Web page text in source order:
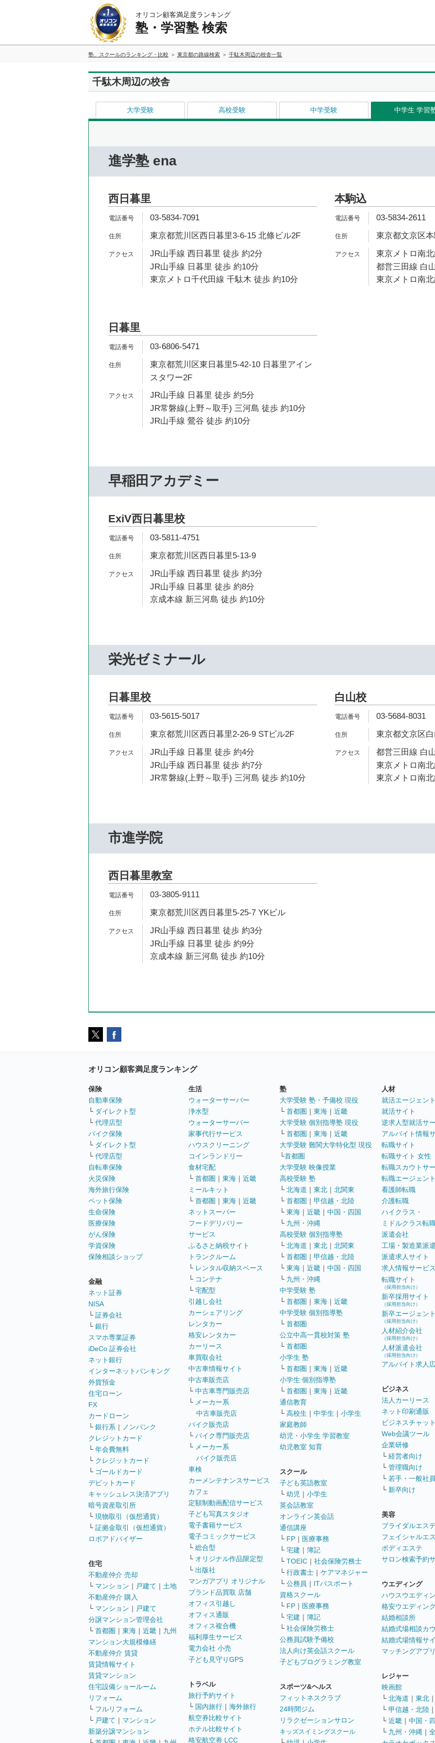
オリコン顧客満足度ランキング
塾・学習塾 検索
塾、スクールのランキング・比較 東京都の路線検索 千駄木周辺の校舎一覧
千駄木周辺の校舎
大学受験 高校受験 中学受験 中学生 学習
進学塾 ena
西日暮里
03-5834-7091
東京都荒川区西日暮里3-6-15 北條ビル2F
JR山手線 西日暮里 徒歩 約2分
JR山手線 日暮里 徒歩 約10分
東京メトロ千代田線 千駄木 徒歩 約10分
本駒込
03-5834-2611
東京都文京区
東京メトロ南
都営三田線 白
東京メトロ南
日暮里
03-6806-5471
東京都荒川区東日暮里5-42-10 日暮里アイン
スタワー2F
JR山手線 日暮里 徒歩 約5分
JR常磐線(上野～取手) 三河島 徒歩 約10分
JR山手線 鶯谷 徒歩 約10分
早稲田アカデミー
ExiV西日暮里校
03-5811-4751
東京都荒川区西日暮里5-13-9
JR山手線 西日暮里 徒歩 約3分
JR山手線 日暮里 徒歩 約8分
京成本線 新三河島 徒歩 約10分
栄光ゼミナール
日暮里校
03-5615-5017
東京都荒川区西日暮里2-26-9 STビル2F
JR山手線 日暮里 徒歩 約4分
JR山手線 西日暮里 徒歩 約7分
JR常磐線(上野～取手) 三河島 徒歩 約10分
白山校
03-5684-8031
東京都文京区
都営三田線 白
東京メトロ南
東京メトロ南
市進学院
西日暮里教室
03-3805-9111
東京都荒川区西日暮里5-25-7 YKビル
JR山手線 西日暮里 徒歩 約3分
JR山手線 日暮里 徒歩 約9分
京成本線 新三河島 徒歩 約10分
オリコン顧客満足度ランキング
保険
自動車保険
└ ダイレクト型
└ 代理店型
バイク保険
└ ダイレクト型
└ 代理店型
自転車保険
火災保険
海外旅行保険
ペット保険
生命保険
医療保険
がん保険
学資保険
保険相談ショップ
金融
ネット証券
NISA
└ 証券会社
└ 銀行
スマホ専業証券
iDeCo 証券会社
ネット銀行
インターネットバンキング
外貨預金
住宅ローン
FX
カードローン
└ 銀行系 ｜
ノンバンク
クレジットカード
└ 年会費無料
└ クレジットカード
└ ゴールドカード
デビットカード
キャッシュレス決済アプリ
暗号資産取引所
└ 現物取引（仮想通貨）
└ 証拠金取引（仮想通貨）
ロボアドバイザー
住宅
不動産仲介 売却
└ マンション ｜ 戸建て ｜ 土地
不動産仲介 購入
└ マンション ｜ 戸建て
分譲マンション管理会社
└ 首都圏 ｜ 東海 ｜ 近畿 ｜ 九州
マンション大規模修繕
不動産仲介 賃貸
賃貸情報サイト
賃貸マンション
住宅設備ショールーム
リフォーム
└ フルリフォーム
└ 戸建て ｜ マンション
新築分譲マンション
生活
ウォーターサーバー
浄水型
ウォーターサーバー
家事代行サービス
ハウスクリーニング
コインランドリー
食材宅配
└ 首都圏 ｜ 東海 ｜ 近畿
ミールキット
└ 首都圏 ｜ 東海 ｜ 近畿
ネットスーパー
フードデリバリー
サービス
ふるさと納税サイト
トランクルーム
└ レンタル収納スペース
└ コンテナ
└ 宅配型
引越し会社
カーシェアリング
レンタカー
格安レンタカー
カーリース
車買取会社
中古車情報サイト
中古車販売店
└ 中古車専門販売店
└ メーカー系
中古車販売店
バイク販売店
└ バイク専門販売店
└ メーカー系
バイク販売店
車検
カーメンテナンスサービス
カフェ
定額制動画配信サービス
子ども写真スタジオ
電子書籍サービス
電子コミックサービス
└ 総合型
└ オリジナル作品限定型
└ 出版社
マンガアプリ オリジナル
ブランド品買取 店舗
オフィス引越し
オフィス通販
オフィス複合機
福利厚生サービス
電力会社 小売
子ども見守りGPS
トラベル
旅行予約サイト
└ 国内旅行 ｜ 海外旅行
航空券比較サイト
ホテル比較サイト
格安航空券 LCC
塾
大学受験 塾・予備校 現役
└ 首都圏 ｜ 東海 ｜ 近畿
大学受験 個別指導塾 現役
└ 首都圏 ｜ 東海 ｜ 近畿
大学受験 難関大学特化型 現役
└首都圏
大学受験 映像授業
高校受験 塾
└ 北海道 ｜ 東北 ｜ 北関東
└ 首都圏 ｜ 甲信越・北陸
└ 東海 ｜ 近畿 ｜ 中国・四国
└ 九州・沖縄
高校受験 個別指導塾
└ 北海道 ｜ 東北 ｜ 北関東
└ 首都圏 ｜ 甲信越・北陸
└ 東海 ｜ 近畿 ｜ 中国・四国
└ 九州・沖縄
中学受験 塾
└ 首都圏 ｜ 東海 ｜ 近畿
中学受験 個別指導塾
└ 首都圏
公立中高一貫校対策 塾
└ 首都圏
小学生 塾
└ 首都圏 ｜ 東海 ｜ 近畿
小学生 個別指導塾
└ 首都圏 ｜ 東海 ｜ 近畿
通信教育
└ 高校生 ｜ 中学生 ｜ 小学生
家庭教師
幼児・小学生 学習教室
幼児教室 知育
スクール
子ども英語教室
└ 幼児 ｜ 小学生
英会話教室
オンライン英会話
通信講座
└ FP ｜ 医療事務
└ 宅建 ｜ 簿記
└ TOEIC ｜ 社会保険労務士
└ 行政書士 ｜ ケアマネジャー
└ 公務員 ｜ ITパスポート
資格スクール
└ FP ｜ 医療事務
└ 宅建 ｜ 簿記
└ 社会保険労務士
公務員試験予備校
法人向け英会話スクール
子どもプログラミング教室
スポーツ&ヘルス
フィットネスクラブ
24時間ジム
リラクゼーションサロン
キッズスイミングスクール
人材
就活エージェン
就活サイト
逆求人型就活サ
アルバイト情報
転職サイト
転職サイト 女性
転職スカウトサ
転職エージェン
看護師転職
介護転職
ハイクラス・
ミドルクラス転
派遣会社
工場・製造業派
派遣求人サイト
求人情報サービ
転職サイト
（採用担当向け）
新卒採用サイト
（採用担当向け）
新卒エージェン
（採用担当向け）
人材紹介会社
（採用担当向け）
人材派遣会社
（採用担当向け）
アルバイト求人
ビジネス
法人カーリース
ネット印刷通販
ビジネスチャッ
Web会議ツール
企業研修
└ 経営者向け
└ 管理職向け
└ 若手・一般社
└ 新卒向け
美容
ブライダルエス
フェイシャルエ
ボディエステ
サロン検索予約
ウエディング
ハウスウエディ
格安ウエディン
結婚相談所
結婚式場相談カ
結婚式場情報サ
マッチングアプ
レジャー
映画館
└ 北海道 ｜ 東北
└ 甲信越・北陸
└ 近畿 ｜ 中国・
└ 九州・沖縄 ｜